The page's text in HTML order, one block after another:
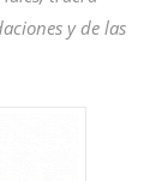
y de las